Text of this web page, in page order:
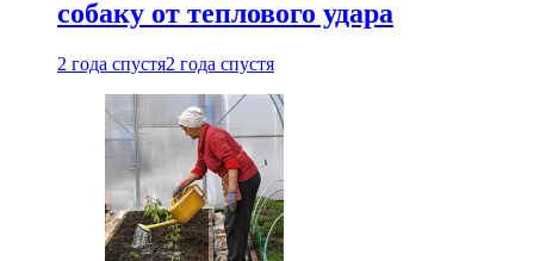
собаку от теплового удара
2 года спустя2 года спустя